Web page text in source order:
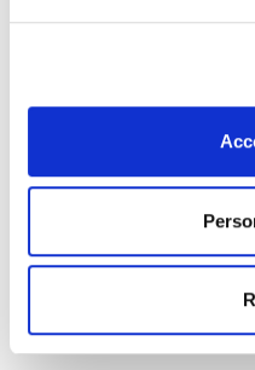
Capacità : x 100 g
- Synonyms: Hydrochloric
- SnCl2·2H2O
- Solub. in water: (20 ºC):
- LD 50 (oral, rat): 700 mg/
- IMDG: 8 III UN 3260
- IATA/ICAO: 8 III UN 3260
Vedi di più
Documentazione